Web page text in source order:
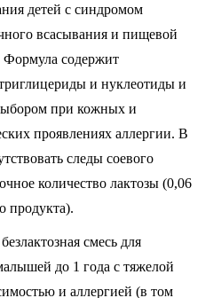
детей с синдромом
всасывания и пищевой
Формула содержит
и нуклеотиды и
при кожных и
проявлениях аллергии. В
следы соевого
количество лактозы (0,06
продукта).
смесь для
до 1 года с тяжелой
и аллергией (в том